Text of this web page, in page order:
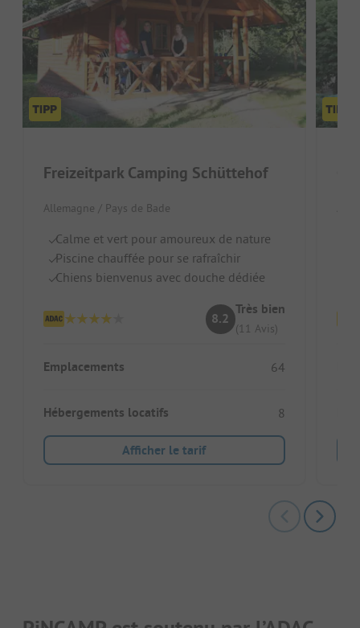
Freizeitpark Camping Schüttehof
Allemagne / Pays de Bade
Calme et vert pour amoureux de nature
Piscine chauffée pour se rafraîchir
Chiens bienvenus avec douche dédiée
8.2
Très bien
(11 Avis)
Emplacements 64
Hébergements locatifs 8
Afficher le tarif